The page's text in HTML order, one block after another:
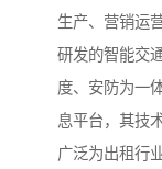
生产、营销运
研发的智能交
度、安防为一
息平台，其技
广泛为出租行